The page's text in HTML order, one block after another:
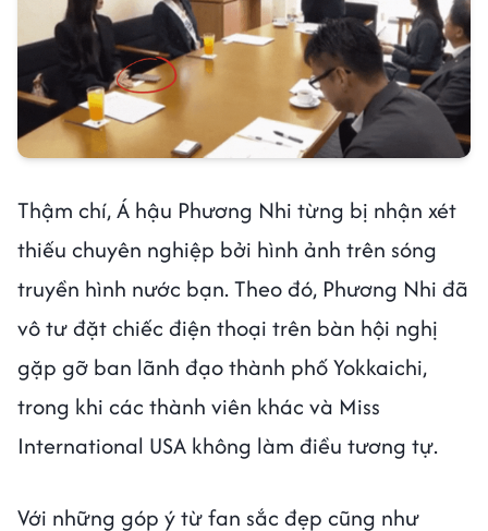
Thậm chí, Á hậu Phương Nhi từng bị nhận xét
thiếu chuyên nghiệp bởi hình ảnh trên sóng
truyền hình nước bạn. Theo đó, Phương Nhi đã
vô tư đặt chiếc điện thoại trên bàn hội nghị
gặp gỡ ban lãnh đạo thành phố Yokkaichi,
trong khi các thành viên khác và Miss
International USA không làm điều tương tự.
Với những góp ý từ fan sắc đẹp cũng như